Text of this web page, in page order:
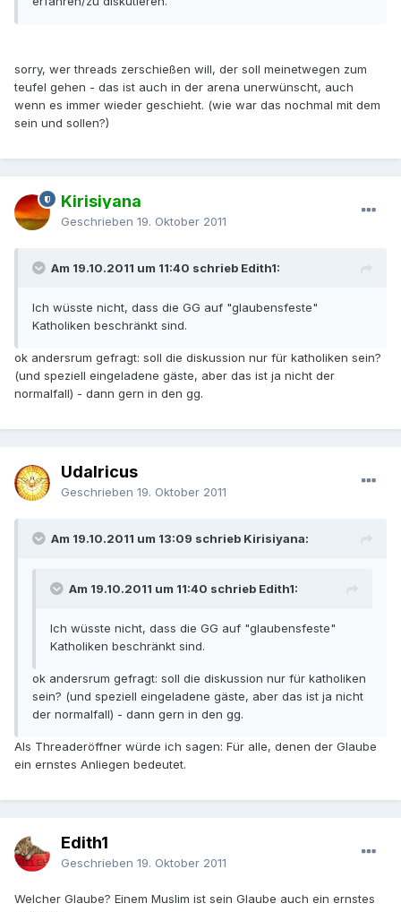
sorry, wer threads zerschießen will, der soll meinetwegen zum
teufel gehen - das ist auch in der arena unerwünscht, auch
wenn es immer wieder geschieht. (wie war das nochmal mit dem
sein und sollen?)
Kirisiyana
Geschrieben 19. Oktober 2011
Am 19.10.2011 um 11:40 schrieb Edith1:
Ich wüsste nicht, dass die GG auf "glaubensfeste"
Katholiken beschränkt sind.
ok andersrum gefragt: soll die diskussion nur für katholiken sein?
(und speziell eingeladene gäste, aber das ist ja nicht der
normalfall) - dann gern in den gg.
Udalricus
Geschrieben 19. Oktober 2011
Am 19.10.2011 um 13:09 schrieb Kirisiyana:
Am 19.10.2011 um 11:40 schrieb Edith1:
Ich wüsste nicht, dass die GG auf "glaubensfeste"
Katholiken beschränkt sind.
ok andersrum gefragt: soll die diskussion nur für katholiken
sein? (und speziell eingeladene gäste, aber das ist ja nicht
der normalfall) - dann gern in den gg.
Als Threaderöffner würde ich sagen: Für alle, denen der Glaube
ein ernstes Anliegen bedeutet.
Edith1
Geschrieben 19. Oktober 2011
Welcher Glaube? Einem Muslim ist sein Glaube auch ein ernstes